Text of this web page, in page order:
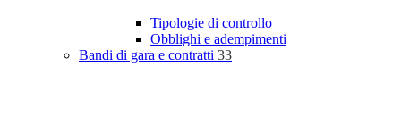
Tipologie di controllo
Obblighi e adempimenti
Bandi di gara e contratti 33